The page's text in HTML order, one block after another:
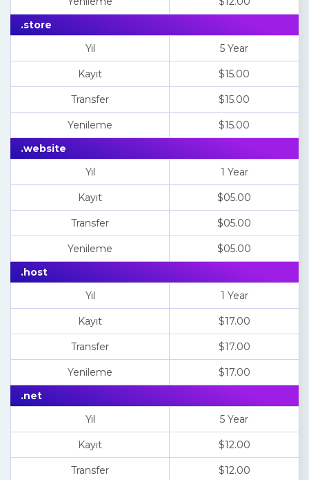
.store
Yıl
5 Year
Kayıt $15.00
Transfer $15.00
Yenileme
$15.00
.website
Yıl
1 Year
Kayıt $05.00
Transfer $05.00
Yenileme
$05.00
.host
Yıl
1 Year
Kayıt $17.00
Transfer $17.00
Yenileme
$17.00
.net
Yıl
5 Year
Kayıt $12.00
Transfer $12.00